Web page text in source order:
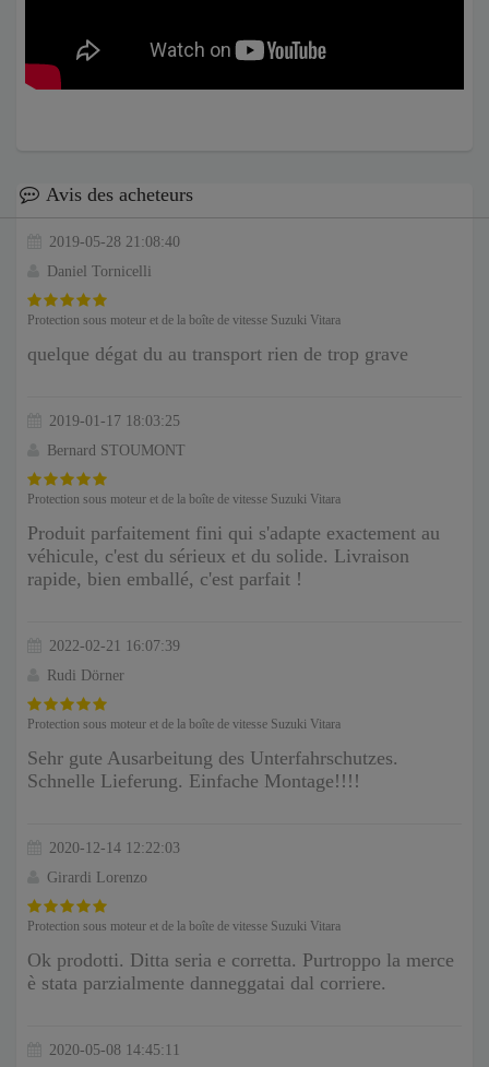
Avis des acheteurs
2019-05-28 21:08:40
Daniel Tornicelli
Protection sous moteur et de la boîte de vitesse Suzuki Vitara
quelque dégat du au transport rien de trop grave
2019-01-17 18:03:25
Bernard STOUMONT
Protection sous moteur et de la boîte de vitesse Suzuki Vitara
Produit parfaitement fini qui s'adapte exactement au
véhicule, c'est du sérieux et du solide. Livraison
rapide, bien emballé, c'est parfait !
2022-02-21 16:07:39
Rudi Dörner
Protection sous moteur et de la boîte de vitesse Suzuki Vitara
Sehr gute Ausarbeitung des Unterfahrschutzes.
Schnelle Lieferung. Einfache Montage!!!!
2020-12-14 12:22:03
Girardi Lorenzo
Protection sous moteur et de la boîte de vitesse Suzuki Vitara
Ok prodotti. Ditta seria e corretta. Purtroppo la merce
è stata parzialmente danneggatai dal corriere.
2020-05-08 14:45:11